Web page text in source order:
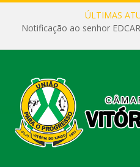
ÚLTIMAS
Notificação ao senhor